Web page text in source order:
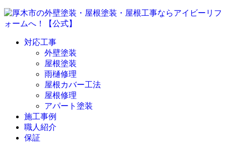
対応工事
外壁塗装
屋根塗装
雨樋修理
屋根カバー工法
屋根修理
アパート塗装
施工事例
職人紹介
保証